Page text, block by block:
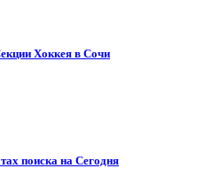
Хоккея в Сочи
поиска на Сегодня